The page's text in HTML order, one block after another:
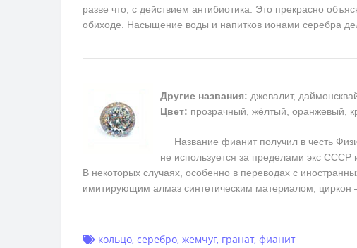
разве что, с действием антибиотика. Это прекрасно
обиходе. Насыщение воды и напитков ионами серебра
Другие названия: джевалит,
Цвет: прозрачный, жёлтый, оранжевый,
Название фианит получил в честь
не используется за пределами экс
В некоторых случаях, особенно в переводах с
имитирующим алмаз синтетическим материалом,
кольцо, серебро, жемчуг, гранат, фианит